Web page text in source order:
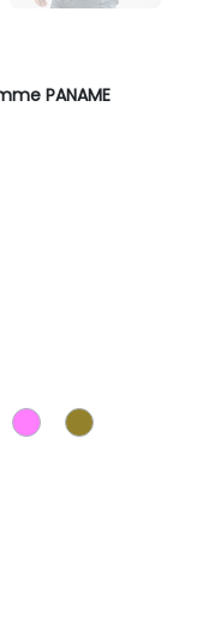
PANAME
FONCE
ROSE KAKI